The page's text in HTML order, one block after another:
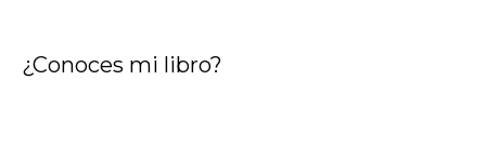
¿Conoces mi libro?